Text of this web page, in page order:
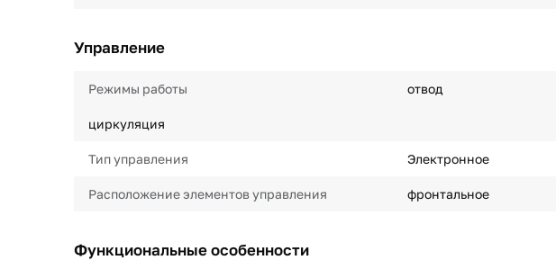
Управление
Режимы работы отвод
циркуляция
Тип управления Электронное
Расположение элементов управления фронтальное
Функциональные особенности